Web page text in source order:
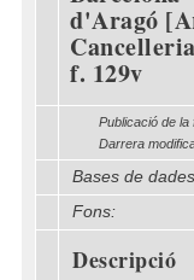
d'Aragó
f. 129v
Publicació de la
Darrera
Bases de
Fons:
Descripció